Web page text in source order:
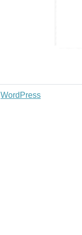
WordPress